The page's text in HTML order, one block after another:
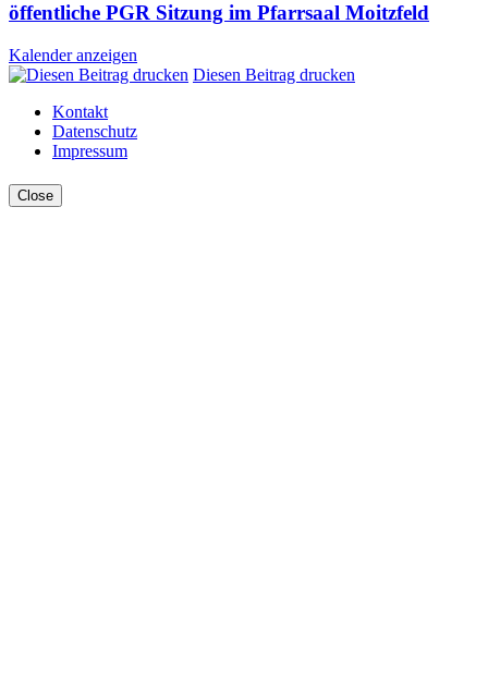
öffentliche PGR Sitzung im Pfarrsaal Moitzfeld
Kalender anzeigen
Diesen Beitrag drucken
Kontakt
Datenschutz
Impressum
Close